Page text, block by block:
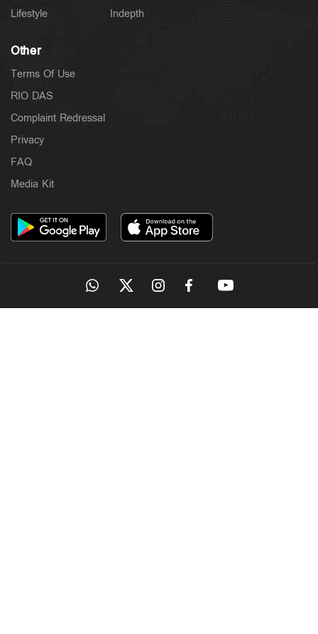
Lifestyle
Indepth
Other
Terms Of Use
RIO DAS
Complaint Redressal
Privacy
FAQ
Media Kit